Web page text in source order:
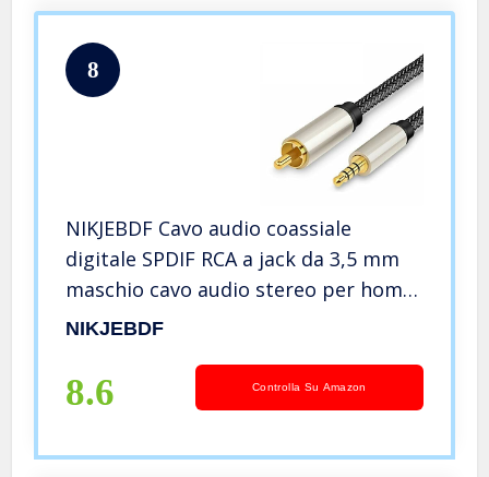
8
NIKJEBDF Cavo audio coassiale
digitale SPDIF RCA a jack da 3,5 mm
maschio cavo audio stereo per home
theater, HDTV, sistemi HiFi
NIKJEBDF
8.6 Controlla Su Amazon